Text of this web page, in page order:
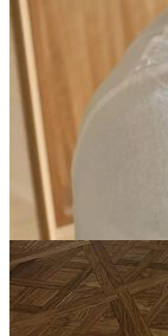
ВИДЕО-
покрытые маслом
ремонта и
Читать полностью
02.02.2026
ПОЛЫ,
НЕБОЛЬШИХ
Читать полностью
12.01.2026